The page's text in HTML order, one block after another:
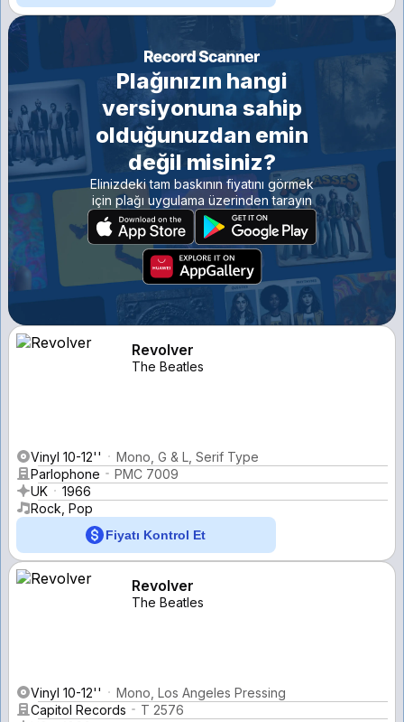
Plağınızın hangi
versiyonuna sahip
olduğunuzdan emin
değil misiniz?
Elinizdeki tam baskının fiyatını görmek
için plağı uygulama üzerinden tarayın
Revolver
The Beatles
Vinyl 10-12''
Mono, G & L, Serif Type
Parlophone
PMC 7009
UK
1966
Rock, Pop
Fiyatı Kontrol Et
Revolver
The Beatles
Vinyl 10-12''
Mono, Los Angeles Pressing
Capitol Records
T 2576